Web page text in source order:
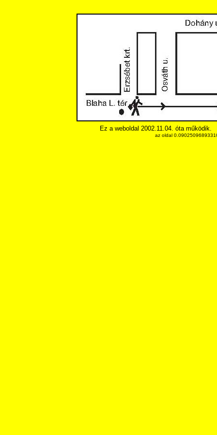
Ez a weboldal 2002.11.04. óta működik.
az oldal